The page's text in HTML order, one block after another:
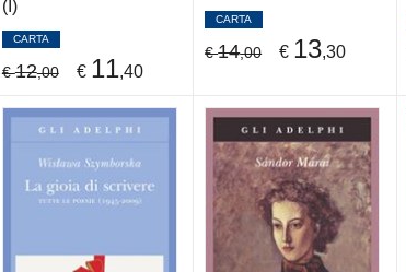
(I)
CARTA
€12,00 € 11,40
CARTA
€14,00 € 13,30